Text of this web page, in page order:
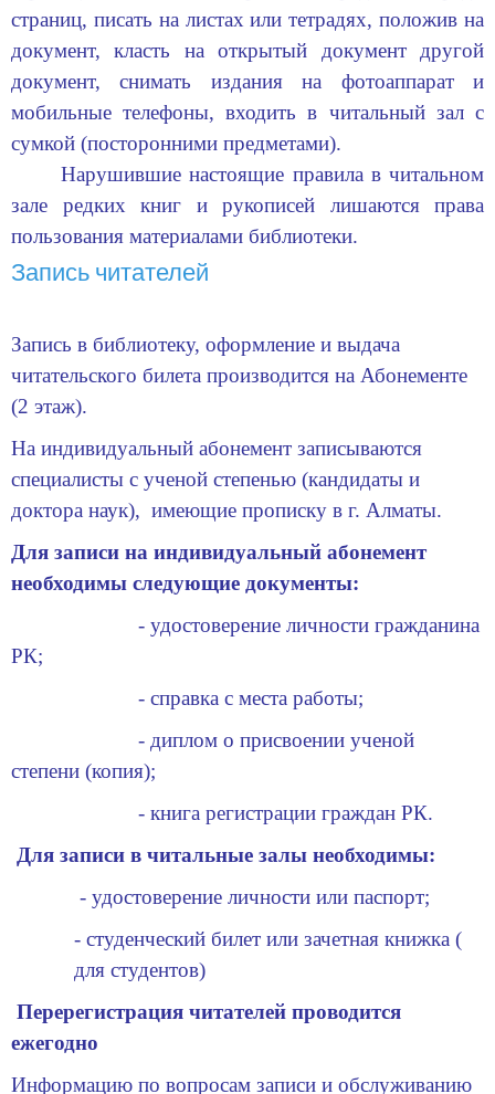
страниц, писать на листах или тетрадях, положив на
документ, класть на открытый документ другой
документ, снимать издания на фотоаппарат и
мобильные телефоны, входить в читальный зал с
сумкой (посторонними предметами).
Нарушившие настоящие правила в читальном
зале редких книг и рукописей лишаются права
пользования материалами библиотеки.
Запись читателей
Запись в библиотеку, оформление и выдача
читательского билета производится на Абонементе
(2 этаж).
На индивидуальный абонемент записываются
специалисты с ученой степенью (кандидаты и
доктора наук), имеющие прописку в г. Алматы.
Для записи на индивидуальный абонемент
необходимы следующие документы:
- удостоверение личности гражданина
РК;
- справка с места работы;
- диплом о присвоении ученой
степени (копия);
- книга регистрации граждан РК.
Для записи в читальные залы необходимы:
- удостоверение личности или паспорт;
- студенческий билет или зачетная книжка (
для студентов)
Перерегистрация читателей проводится
ежегодно
Информацию по вопросам записи и обслуживанию